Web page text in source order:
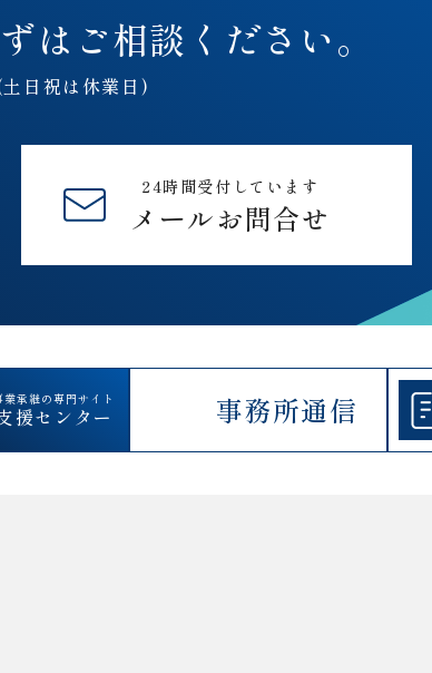
はご相談ください。
日祝は休業日)
24時間受付しています
メールお問合せ
業承継の専門サイト
援センター 事務所通信